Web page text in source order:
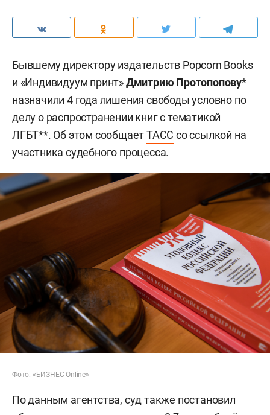
Бывшему директору издательств Popcorn Books
и «Индивидуум принт»Дмитрию Протопопову*
назначили 4 года лишения свободы условно по
делу о распространении книг с тематикой
ЛГБТ**. Об этом сообщаетТАСС со ссылкой на
участника судебного процесса.
Фото: «БИЗНЕС Online»
По данным агентства, суд также постановил